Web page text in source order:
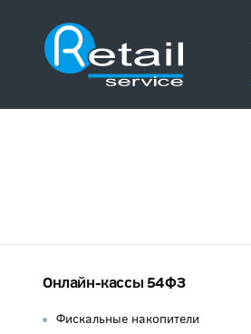
Онлайн-кассы 54ФЗ
Фискальные накопители